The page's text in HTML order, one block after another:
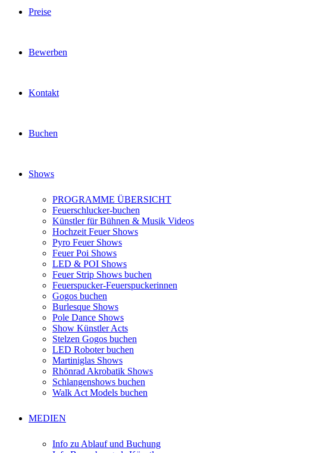
Preise
Bewerben
Kontakt
Buchen
Shows
PROGRAMME ÜBERSICHT
Feuerschlucker-buchen
Künstler für Bühnen & Musik Videos
Hochzeit Feuer Shows
Pyro Feuer Shows
Feuer Poi Shows
LED & POI Shows
Feuer Strip Shows buchen
Feuerspucker-Feuerspuckerinnen
Gogos buchen
Burlesque Shows
Pole Dance Shows
Show Künstler Acts
Stelzen Gogos buchen
LED Roboter buchen
Martiniglas Shows
Rhönrad Akrobatik Shows
Schlangenshows buchen
Walk Act Models buchen
MEDIEN
Info zu Ablauf und Buchung